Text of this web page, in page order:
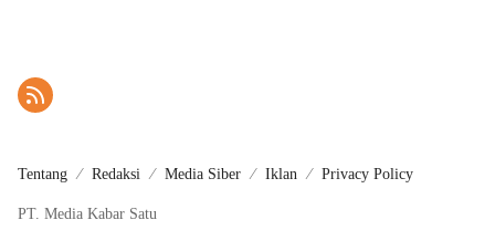
Tentang Redaksi Media Siber Iklan Privacy Policy
PT. Media Kabar Satu